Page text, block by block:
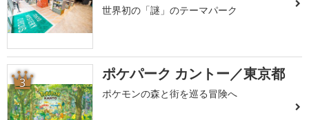
世界初の「謎」のテーマパーク
3 ポケパーク カントー／東京都
ポケモンの森と街を巡る冒険へ